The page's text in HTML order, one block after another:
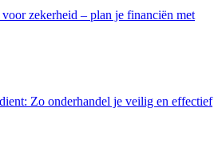
zekerheid – plan je financiën met
Zo onderhandel je veilig en effectief